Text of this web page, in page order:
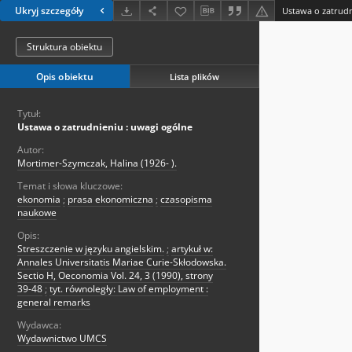
Ukryj szczegóły Ustawa o
Struktura obiektu
Opis obiektu Lista plików
Tytuł:
Ustawa o zatrudnieniu : uwagi ogólne
Autor:
Mortimer-Szymczak, Halina (1926- ).
Temat i słowa kluczowe:
ekonomia ; prasa ekonomiczna ; czasopisma
naukowe
Opis:
Streszczenie w języku angielskim. ; artykuł w:
Annales Universitatis Mariae Curie-Skłodowska.
Sectio H, Oeconomia Vol. 24, 3 (1990), strony
39-48 ; tyt. równoległy: Law of employment :
general remarks
Wydawca:
Wydawnictwo UMCS